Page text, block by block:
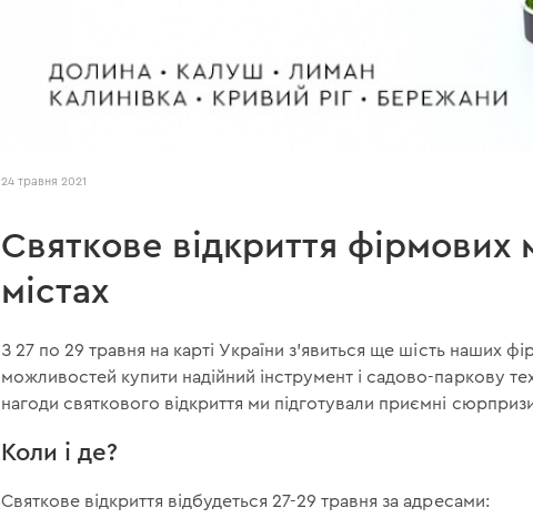
24 травня 2021
Святкове відкриття фірмових
містах
З 27 по 29 травня на карті України з'явиться ще шість наших
можливостей купити надійний інструмент і садово-паркову
нагоди святкового відкриття ми підготували приємні
Коли і де?
Святкове відкриття відбудеться 27-29 травня за адресами: